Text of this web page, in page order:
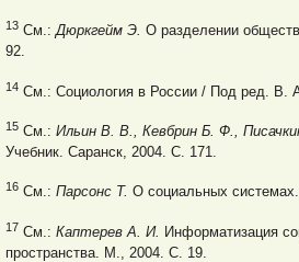
13 См.:Дюркгейм Э. О разделении
92.
14 См.: Социология в России / Под ред. В.
15 См.: Ильин В. В., Кевбрин Б. Ф.,
Учебник. Саранск, 2004. С. 171.
16 См.: Парсонс Т. О социальных
17 См.: Каптерев А. И. Информатизация
пространства. М., 2004. С. 19.